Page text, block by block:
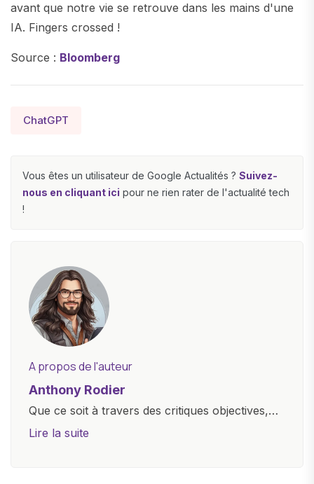
avant que notre vie se retrouve dans les mains d'une
IA. Fingers crossed !
Source : Bloomberg
ChatGPT
Vous êtes un utilisateur de Google Actualités ? Suivez-
nous en cliquant ici pour ne rien rater de l'actualité tech
!
A propos de l'auteur
Anthony Rodier
Que ce soit à travers des critiques objectives,
des guides d'achat ou des analyses
Lire la suite